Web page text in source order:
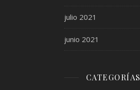
julio 2021
junio 2021
CATEGORÍAS